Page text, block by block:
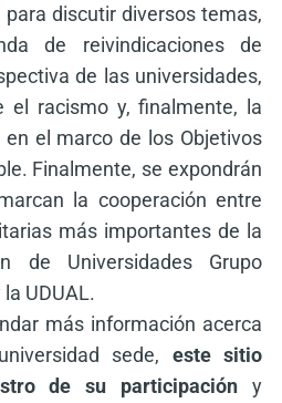
discutir diversos temas,
de reivindicaciones de
de las universidades,
el racismo y, finalmente, la
el marco de los Objetivos
Finalmente, se expondrán
la cooperación entre
más importantes de la
de Universidades Grupo
la UDUAL.
más información acerca
sede, este sitio
de su participación y